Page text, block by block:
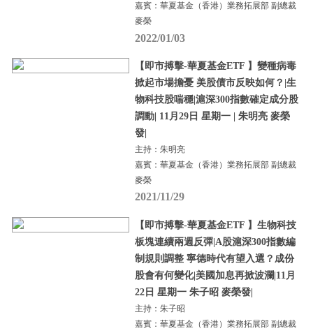
嘉賓：華夏基金（香港）業務拓展部 副總裁
麥榮
2022/01/03
【即市搏擊-華夏基金ETF 】變種病毒
掀起市場擔憂 美股債市反映如何？|生
物科技股喘穩|滬深300指數確定成分股
調動| 11月29日 星期一 | 朱明亮 麥榮
發|
主持：朱明亮
嘉賓：華夏基金（香港）業務拓展部 副總裁
麥榮
2021/11/29
【即市搏擊-華夏基金ETF 】生物科技
板塊連續兩週反彈|A股滬深300指數編
制規則調整 寧德時代有望入選？成份
股會有何變化|美國加息再掀波瀾|11月
22日 星期一 朱子昭 麥榮發|
主持：朱子昭
嘉賓：華夏基金（香港）業務拓展部 副總裁